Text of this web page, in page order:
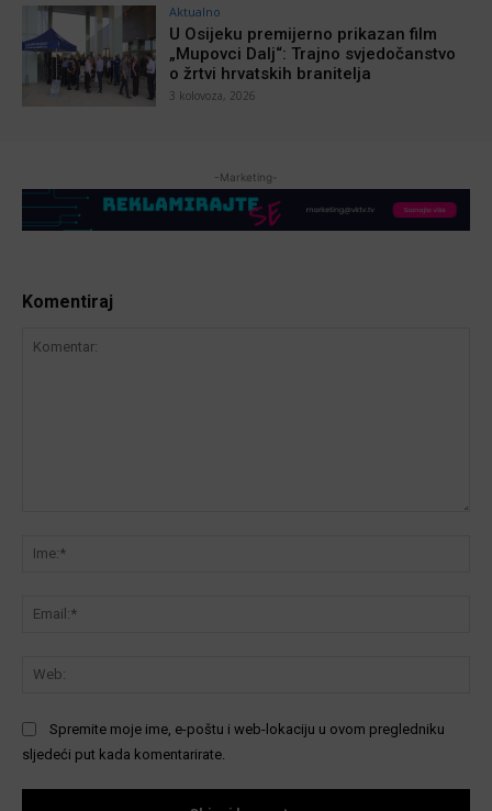
Aktualno
U Osijeku premijerno prikazan film
„Mupovci Dalj“: Trajno svjedočanstvo
o žrtvi hrvatskih branitelja
3 kolovoza, 2026
-Marketing-
Komentiraj
Spremite moje ime, e-poštu i web-lokaciju u ovom pregledniku
sljedeći put kada komentarirate.